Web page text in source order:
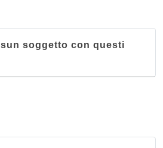
soggetto con questi